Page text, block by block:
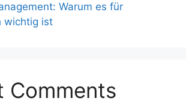
Warum es für
wichtig ist
Comments